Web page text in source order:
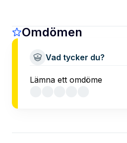
Omdömen
Vad tycker du?
Lämna ett omdöme